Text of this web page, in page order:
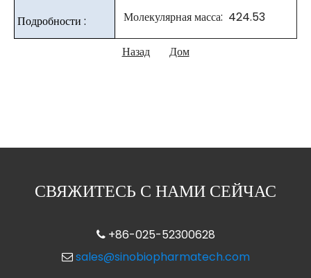
Подробности : Молекулярная масса: 424.53
Назад Дом
СВЯЖИТЕСЬ С НАМИ СЕЙЧАС
+86-025-52300628
 sales@sinobiopharmatech.com